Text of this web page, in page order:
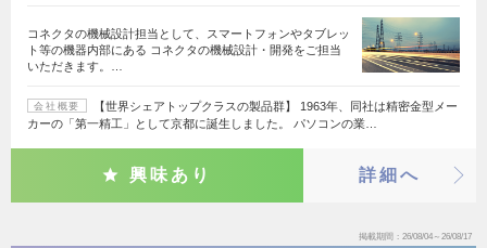
コネクタの機械設計担当として、スマートフォンやタブレッ
ト等の機器内部にある コネクタの機械設計・開発をご担当
いただきます。…
会社概要
【世界シェアトップクラスの製品群】 1963年、同社は精密金型メー
カーの「第一精工」として京都に誕生しました。 パソコンの業…
興味あり 詳細へ
掲載期間 26/08/04～26/08/17